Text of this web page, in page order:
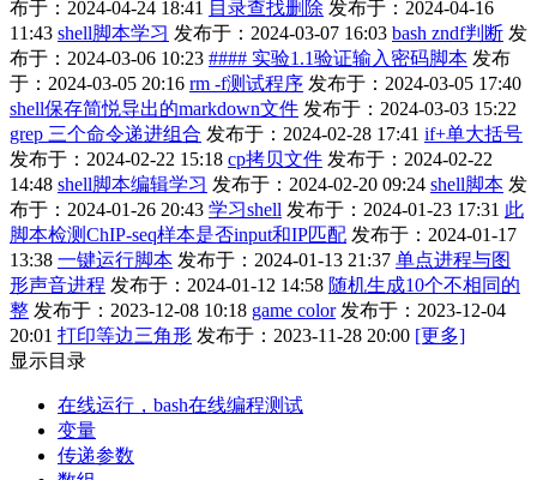
布于：2024-04-24 18:41 目录查找删除 发布于：2024-04-16
11:43 shell脚本学习 发布于：2024-03-07 16:03 bash zndf判断 发
布于：2024-03-06 10:23 #### 实验1.1验证输入密码脚本 发布
于：2024-03-05 20:16 rm -f测试程序 发布于：2024-03-05 17:40
shell保存简悦导出的markdown文件 发布于：2024-03-03 15:22
grep 三个命令递进组合 发布于：2024-02-28 17:41 if+单大括号
发布于：2024-02-22 15:18 cp拷贝文件 发布于：2024-02-22
14:48 shell脚本编辑学习 发布于：2024-02-20 09:24 shell脚本 发
布于：2024-01-26 20:43 学习shell 发布于：2024-01-23 17:31 此
脚本检测ChIP-seq样本是否input和IP匹配 发布于：2024-01-17
13:38 一键运行脚本 发布于：2024-01-13 21:37 单点进程与图
形声音进程 发布于：2024-01-12 14:58 随机生成10个不相同的
整 发布于：2023-12-08 10:18 game color 发布于：2023-12-04
20:01 打印等边三角形 发布于：2023-11-28 20:00 [更多]
显示目录
在线运行，bash在线编程测试
变量
传递参数